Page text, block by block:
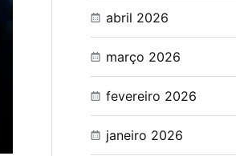
abril 2026
março 2026
fevereiro 2026
janeiro 2026